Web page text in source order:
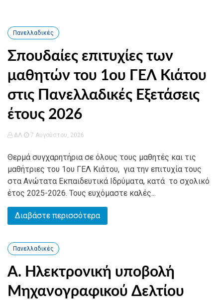
Πανελλαδικές
Σπουδαίες επιτυχίες των
μαθητών του 1ου ΓΕΛ Κιάτου
στις Πανελλαδικές Εξετάσεις
έτους 2026
ΔΛ 7 Αυγούστου, 2026
Θερμά συγχαρητήρια σε όλους τους μαθητές και τις
μαθήτριες του 1ου ΓΕΛ Κιάτου, για την επιτυχία τους
στα Ανώτατα Εκπαιδευτικά Ιδρύματα, κατά το σχολικό
έτος 2025-2026. Τους ευχόμαστε καλές...
Διαβάστε περισσότερα
Πανελλαδικές
Α. Ηλεκτρονική υποβολή
Μηχανογραφικού Δελτίου